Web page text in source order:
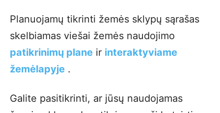
Planuojamų tikrinti žemės sklypų sąrašas
skelbiamas viešai žemės naudojimo
patikrinimų plane ir interaktyviame
žemėlapyje .
Galite pasitikrinti, ar jūsų naudojamas